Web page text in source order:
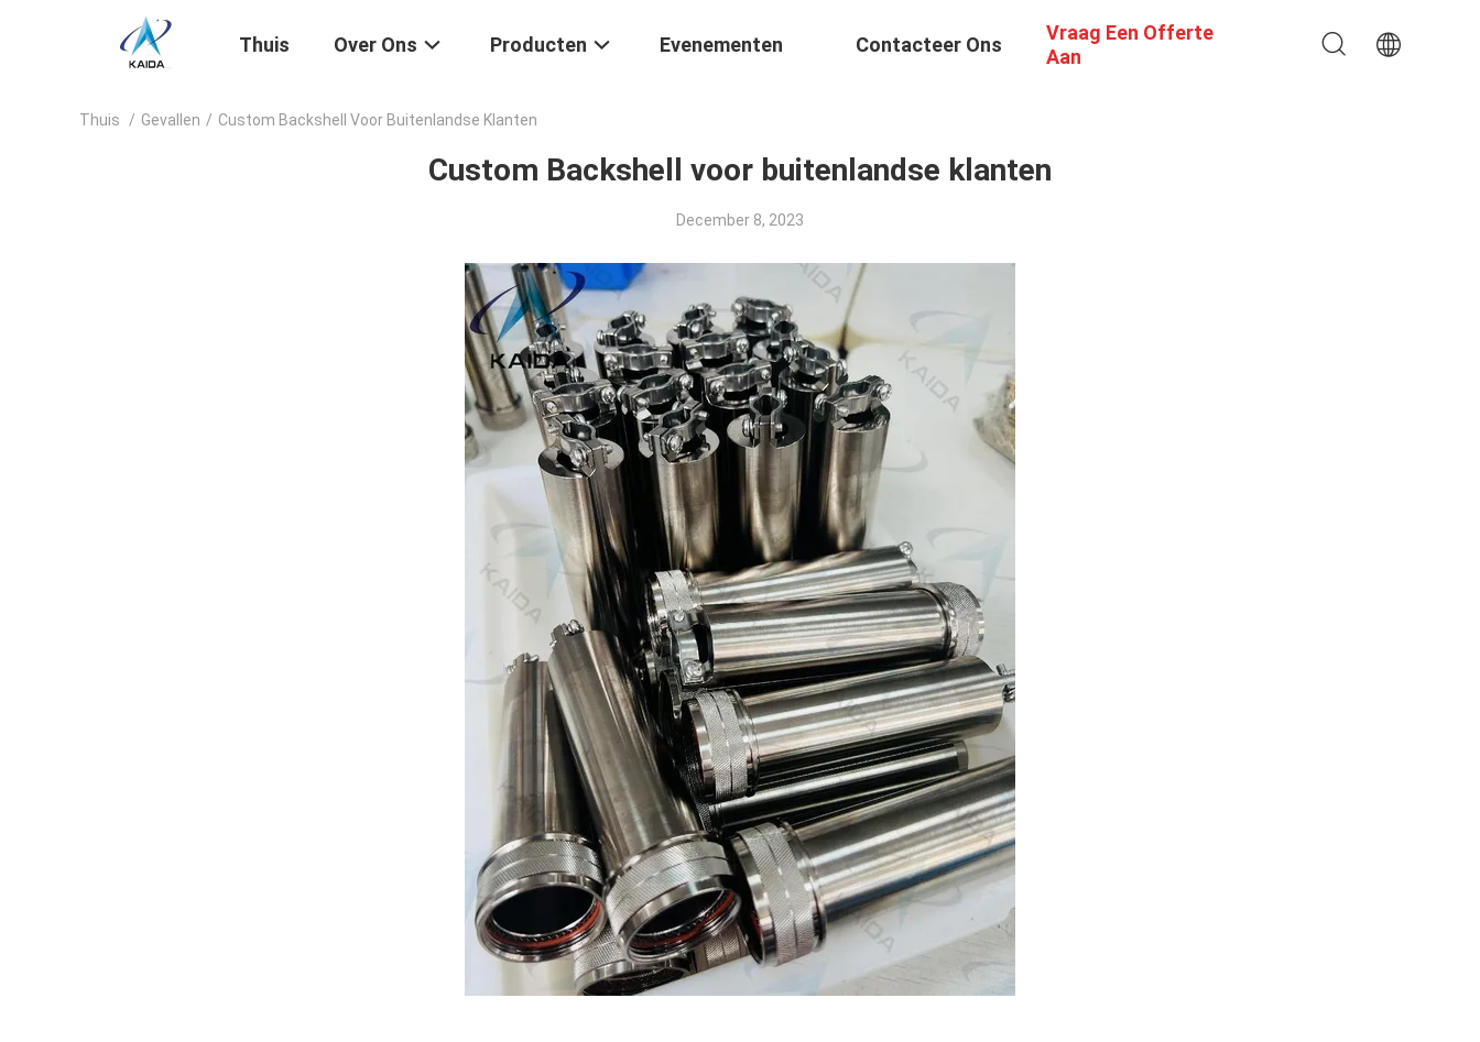
Thuis Over Ons Producten Evenementen Contacteer Ons
Vraag Een Offerte
Aan
Thuis / Gevallen / Custom Backshell Voor Buitenlandse Klanten
Custom Backshell voor buitenlandse klanten
December 8, 2023